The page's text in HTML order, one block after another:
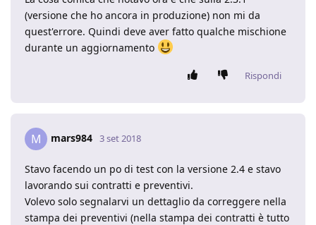
(versione che ho ancora in produzione) non mi da
quest'errore. Quindi deve aver fatto qualche mischione
durante un aggiornamento
Rispondi
M mars984 3 set 2018
Stavo facendo un po di test con la versione 2.4 e stavo
lavorando sui contratti e preventivi.
Volevo solo segnalarvi un dettaglio da correggere nella
stampa dei preventivi (nella stampa dei contratti è tutto